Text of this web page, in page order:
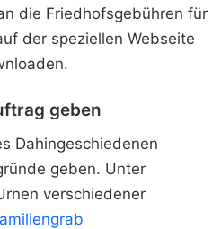
die Friedhofsgebühren für
der speziellen Webseite
geben
Dahingeschiedenen
geben. Unter
verschiedener